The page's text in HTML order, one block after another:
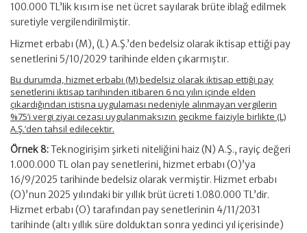
100.000 TL’lik kısım ise net ücret sayılarak brüte iblağ edilmek
suretiyle vergilendirilmiştir.
Hizmet erbabı (M), (L) A.Ş.’den bedelsiz olarak iktisap ettiği pay
senetlerini 5/10/2029 tarihinde elden çıkarmıştır.
Bu durumda, hizmet erbabı (M) bedelsiz olarak iktisap ettiği pay
senetlerini iktisap tarihinden itibaren 6 ncı yılın içinde elden
çıkardığından istisna uygulaması nedeniyle alınmayan vergilerin
%75’i vergi ziyaı cezası uygulanmaksızın gecikme faiziyle birlikte (L)
A.Ş.’den tahsil edilecektir.
Örnek 8:Teknogirişim şirketi niteliğini haiz (N) A.Ş., rayiç değeri
1.000.000 TL olan pay senetlerini, hizmet erbabı (O)’ya
16/9/2025 tarihinde bedelsiz olarak vermiştir. Hizmet erbabı
(O)’nun 2025 yılındaki bir yıllık brüt ücreti 1.080.000 TL’dir.
Hizmet erbabı (O) tarafından pay senetlerinin 4/11/2031
tarihinde (altı yıllık süre dolduktan sonra yedinci yıl içerisinde)